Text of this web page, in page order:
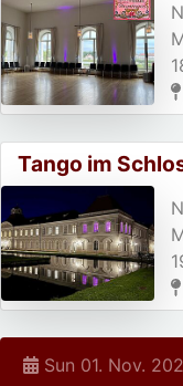
Tango im
Sun 01. Nov.